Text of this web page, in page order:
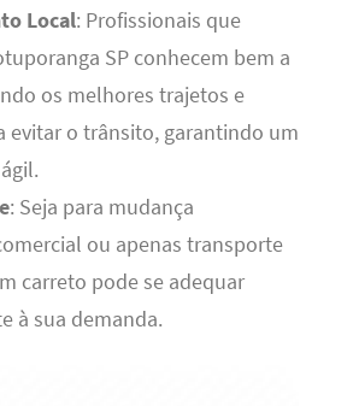
Local: Profissionais que
SP conhecem bem a
os melhores trajetos e
evitar o trânsito, garantindo um
: Seja para mudança
ou apenas transporte
carreto pode se adequar
à sua demanda.